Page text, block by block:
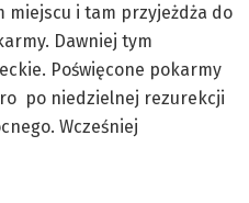
miejscu i tam przyjeżdża do
Dawniej tym
Poświęcone pokarmy
po niedzielnej rezurekcji
Wcześniej